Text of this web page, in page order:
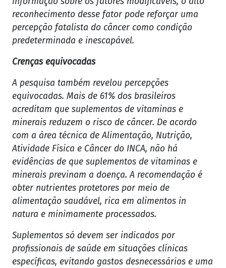
reconhecimento desse fator pode reforçar uma
percepção fatalista do câncer como condição
predeterminada e inescapável.
Crenças equivocadas
A pesquisa também revelou percepções
equivocadas. Mais de 61% dos brasileiros
acreditam que suplementos de vitaminas e
minerais reduzem o risco de câncer. De acordo
com a área técnica de Alimentação, Nutrição,
Atividade Física e Câncer do INCA, não há
evidências de que suplementos de vitaminas e
minerais previnam a doença. A recomendação é
obter nutrientes protetores por meio de
alimentação saudável, rica em alimentos in
natura e minimamente processados.
Suplementos só devem ser indicados por
profissionais de saúde em situações clínicas
específicas, evitando gastos desnecessários e uma